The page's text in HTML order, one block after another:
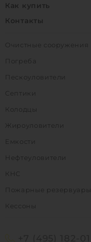
Как купить
Контакты
Очистные сооружения
Погреба
Пескоуловители
Септики
Колодцы
Жироуловители
Емкости
Нефтеуловители
КНС
Пожарные резервуары
Кессоны